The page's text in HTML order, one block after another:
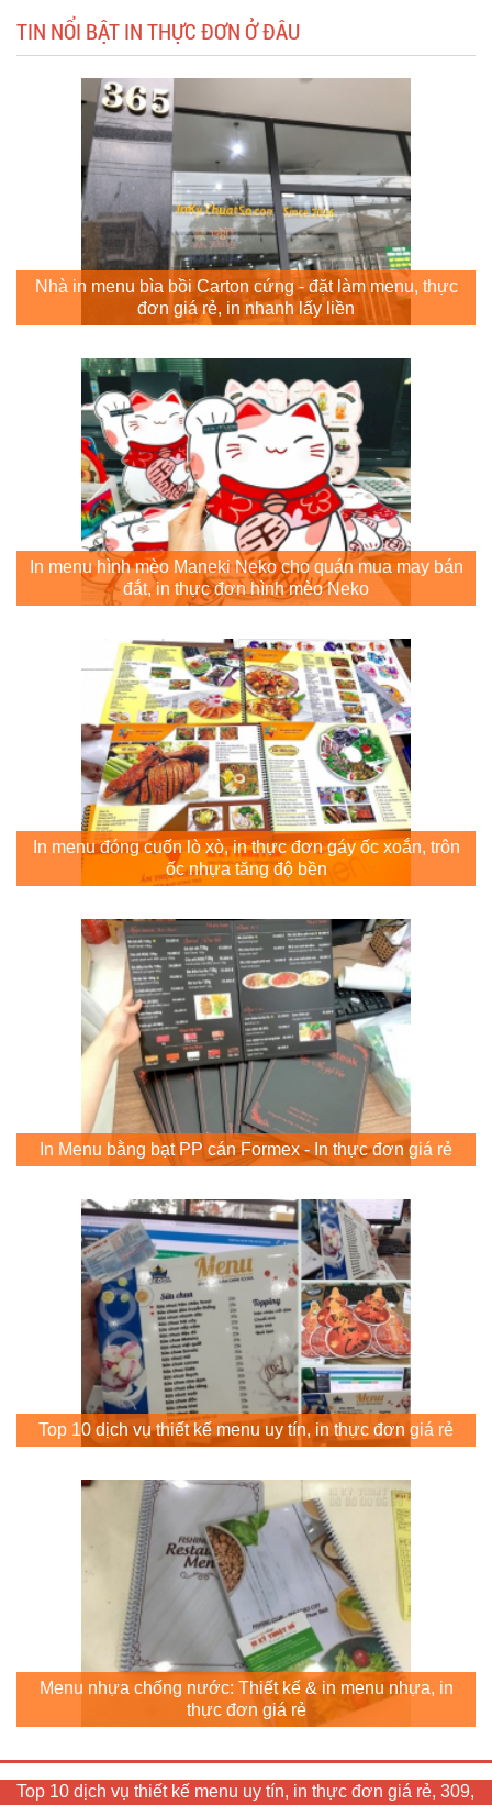
TIN NỔI BẬT IN THỰC ĐƠN Ở ĐÂU
Nhà in menu bìa bồi Carton cứng - đặt làm menu, thực
đơn giá rẻ, in nhanh lấy liền
In menu hình mèo Maneki Neko cho quán mua may bán
đắt, in thực đơn hình mèo Neko
In menu đóng cuốn lò xò, in thực đơn gáy ốc xoắn, trôn
ốc nhựa tăng độ bền
In Menu bằng bạt PP cán Formex - In thực đơn giá rẻ
Top 10 dịch vụ thiết kế menu uy tín, in thực đơn giá rẻ
Menu nhựa chống nước: Thiết kế & in menu nhựa, in
thực đơn giá rẻ
Top 10 dịch vụ thiết kế menu uy tín, in thực đơn giá rẻ, 309,